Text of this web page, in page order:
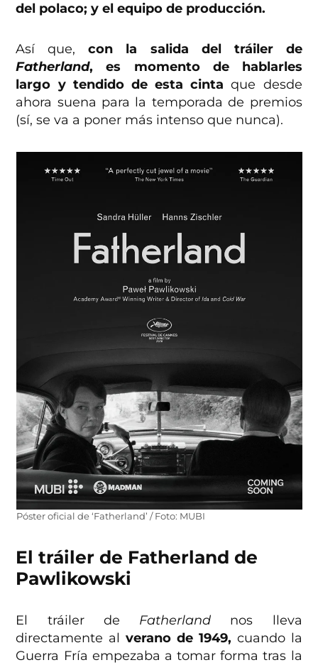
del polaco; y el equipo de producción.
Así que,con la salida del tráiler de
Fatherland, es momento de hablarles
largo y tendido de esta cinta que desde
ahora suena para la temporada de premios
(sí, se va a poner más intenso que nunca).
Póster oficial de ‘Fatherland’ / Foto: MUBI
El tráiler de Fatherland de
Pawlikowski
El tráiler de Fatherland nos lleva
directamente alverano de 1949, cuando la
Guerra Fría empezaba a tomar forma tras la